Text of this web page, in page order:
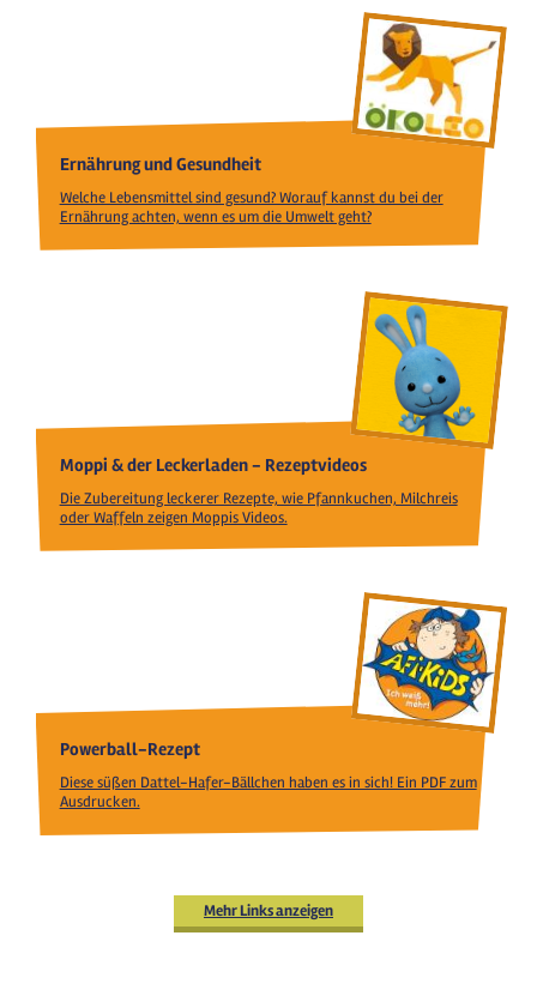
Ernährung und Gesundheit
Welche Lebensmittel sind gesund? Worauf kannst du bei der
Ernährung achten, wenn es um die Umwelt geht?
Moppi & der Leckerladen - Rezeptvideos
Die Zubereitung leckerer Rezepte, wie Pfannkuchen, Milchreis
oder Waffeln zeigen Moppis Videos.
Powerball-Rezept
Diese süßen Dattel-Hafer-Bällchen haben es in sich! Ein PDF zum
Ausdrucken.
Mehr Links anzeigen